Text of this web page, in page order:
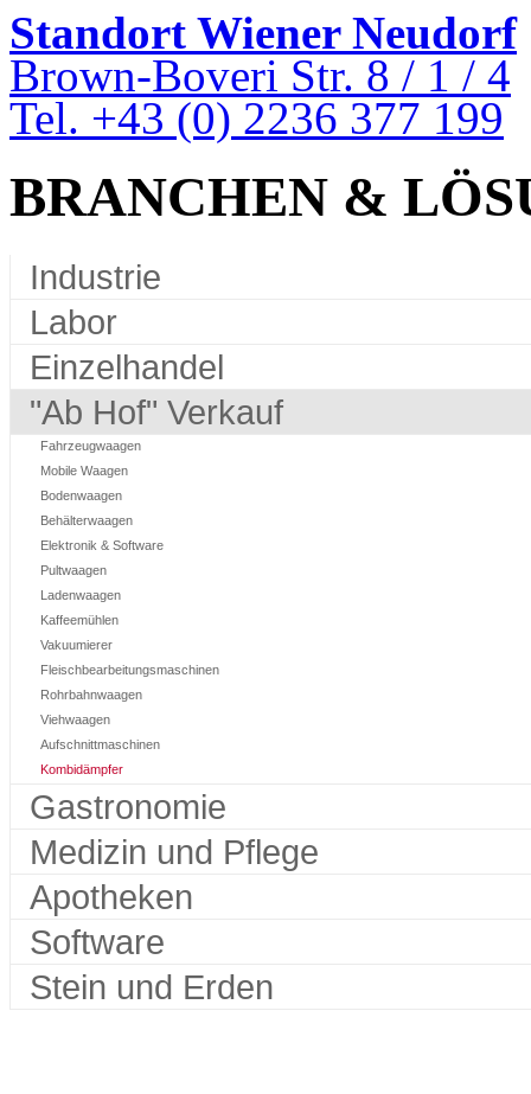
Standort Wiener Neudorf
Brown-Boveri Str. 8 / 1 / 4
Tel. +43 (0) 2236 377 199
BRANCHEN &
Industrie
Labor
Einzelhandel
"Ab Hof" Verkauf
Fahrzeugwaagen
Mobile Waagen
Bodenwaagen
Behälterwaagen
Elektronik & Software
Pultwaagen
Ladenwaagen
Kaffeemühlen
Vakuumierer
Fleischbearbeitungsmaschinen
Rohrbahnwaagen
Viehwaagen
Aufschnittmaschinen
Kombidämpfer
Gastronomie
Medizin und Pflege
Apotheken
Software
Stein und Erden